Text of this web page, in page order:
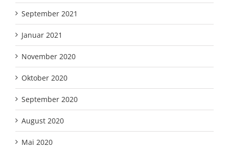
September 2021
Januar 2021
November 2020
Oktober 2020
September 2020
August 2020
Mai 2020